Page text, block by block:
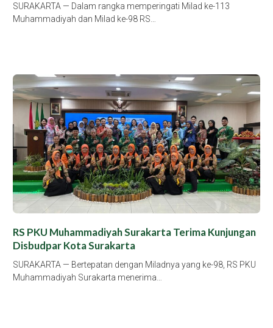
SURAKARTA — Dalam rangka memperingati Milad ke-113
Muhammadiyah dan Milad ke-98 RS…
RS PKU Muhammadiyah Surakarta Terima Kunjungan
Disbudpar Kota Surakarta
SURAKARTA — Bertepatan dengan Miladnya yang ke-98, RS PKU
Muhammadiyah Surakarta menerima…